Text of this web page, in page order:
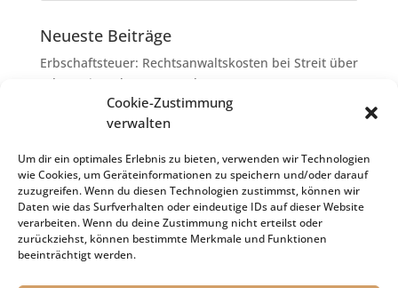
Cookie-Zustimmung
verwalten
Um dir ein optimales Erlebnis zu bieten, verwenden wir Technologien
wie Cookies, um Geräteinformationen zu speichern und/oder darauf
zuzugreifen. Wenn du diesen Technologien zustimmst, können wir
Daten wie das Surfverhalten oder eindeutige IDs auf dieser Website
verarbeiten. Wenn du deine Zustimmung nicht erteilst oder
zurückziehst, können bestimmte Merkmale und Funktionen
beeinträchtigt werden.
Neueste Beiträge
Erbschaftsteuer: Rechtsanwaltskosten bei Streit über
Erbauseinandersetzung als
Nachlassverbindlichkeiten
Umsatzsteuer-Umrechnungskurse Juli 2026
Keine Steuerfreiheit eines sog. Konfusionsgewinns
bei Mutterkapitalgesellschaft
Schenkungsteuer: Zinssatz von 5,5 % für die
Bewertung von Leibrenten verfassungsgemäß
Passivierung einer Verbindlichkeit im